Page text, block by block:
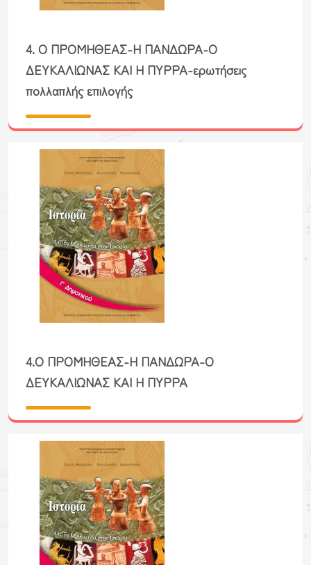
4. Ο ΠΡΟΜΗΘΕΑΣ-Η ΠΑΝΔΩΡΑ-Ο
ΔΕΥΚΑΛΙΩΝΑΣ ΚΑΙ Η ΠΥΡΡΑ-ερωτήσεις
πολλαπλής επιλογής
4.Ο ΠΡΟΜΗΘΕΑΣ-Η ΠΑΝΔΩΡΑ-Ο
ΔΕΥΚΑΛΙΩΝΑΣ ΚΑΙ Η ΠΥΡΡΑ